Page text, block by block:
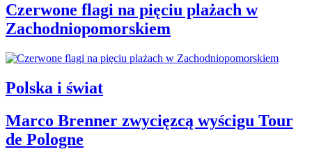
Czerwone flagi na pięciu plażach w
Zachodniopomorskiem
Polska i świat
Marco Brenner zwycięzcą wyścigu Tour
de Pologne